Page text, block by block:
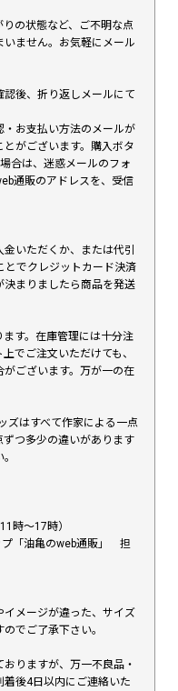
の状態など、ご不明な点
ません。お気軽にメール
後、折り返しメールにて
お支払い方法のメールが
がございます。購入ボタ
合は、迷惑メールのフォ
通販のアドレスを、受信
いただくか、または代引
とでクレジットカード決済
まりましたら商品を発送
す。在庫管理には十分注
でご注文いただけても、
ございます。万が一の在
ズはすべて作家による一点
つ多少の違いがあります
時〜17時）
プ「油亀のweb通販」 担
イメージが違った、サイズ
でご了承下さい。
りますが、万一不良品・
後4日以内にご連絡いた